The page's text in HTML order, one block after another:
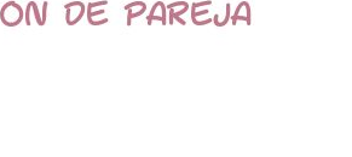
DE PAREJA